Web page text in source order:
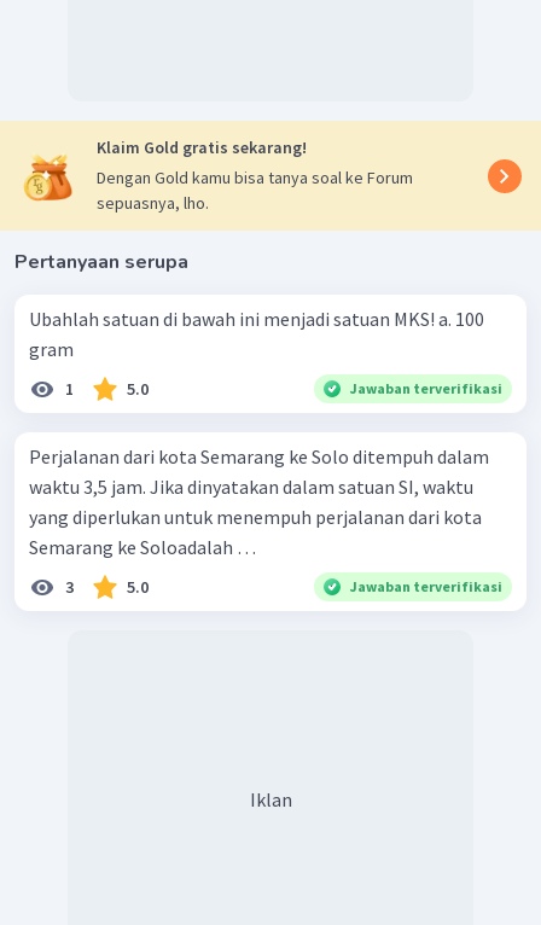
Klaim Gold gratis sekarang!
Dengan Gold kamu bisa tanya soal ke Forum
sepuasnya, lho.
Pertanyaan serupa
Ubahlah satuan di bawah ini menjadi satuan MKS! a. 100
gram
1 5.0 Jawaban terverifikasi
Perjalanan dari kota Semarang ke Solo ditempuh dalam
waktu 3,5 jam. Jika dinyatakan dalam satuan SI, waktu
yang diperlukan untuk menempuh perjalanan dari kota
Semarang ke Soloadalah …
3 5.0 Jawaban terverifikasi
Iklan